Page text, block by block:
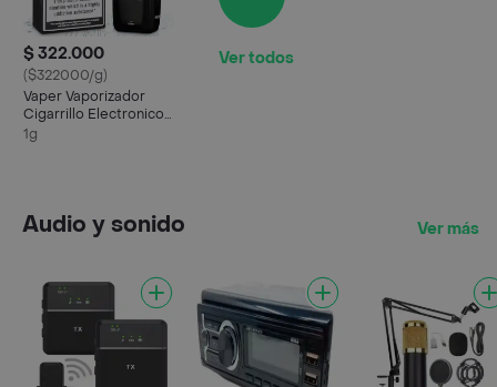
$ 322.000
($322000/g)
Vaper Vaporizador
Cigarrillo Electronico
228 W Metalico
1g
Ver todos
Audio y sonido Ver más